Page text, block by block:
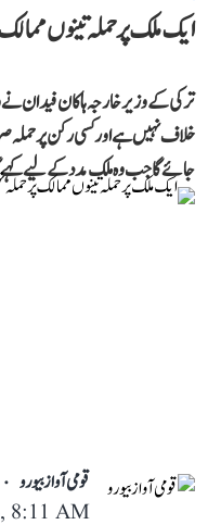
ایک ملک پر حملہ تینوں
ترکی کے وزیر خارجہ ہاکان فیدان
خلاف نہیں ہے اور کسی رکن پر
جائے گا جب وہ ملک مدد کے لیے
قومی آواز بیورو
8:11 AM